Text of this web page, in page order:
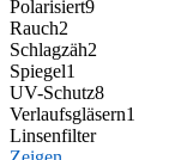
Polarisiert9
Rauch2
Schlagzäh2
Spiegel1
UV-Schutz8
Verlaufsgläsern1
Linsenfilter